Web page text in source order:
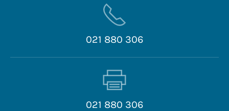
021 880 306
021 880 306